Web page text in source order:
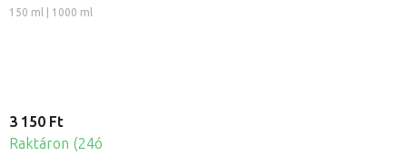
regeneráló
150 ml | 1000 ml
3 150 Ft
Raktáron (24ó